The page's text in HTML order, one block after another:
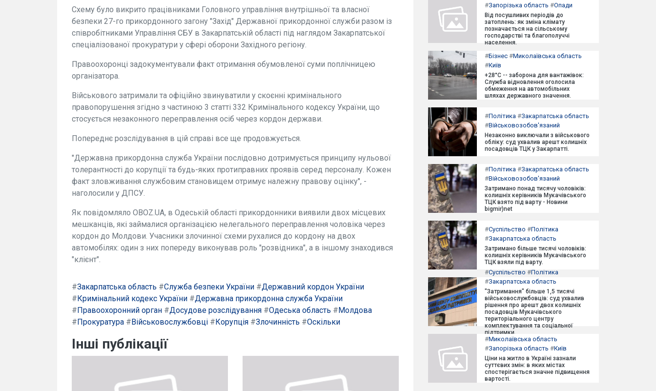
Схему було викрито працівниками Головного управління внутрішньої та власної
безпеки 27-го прикордонного загону "Захід" Державної прикордонної служби разом із
співробітниками Управління СБУ в Закарпатській області під наглядом Закарпатської
спеціалізованої прокуратури у сфері оборони Західного регіону.
Правоохоронці задокументували факт отримання обумовленої суми поплічницею
організатора.
Військового затримали та офіційно звинуватили у скоєнні кримінального
правопорушення згідно з частиною 3 статті 332 Кримінального кодексу України, що
стосується незаконного переправлення осіб через кордон держави.
Попереднє розслідування в цій справі все ще продовжується.
"Державна прикордонна служба України послідовно дотримується принципу нульової
толерантності до корупції та будь-яких протиправних проявів серед персоналу. Кожен
факт зловживання службовим становищем отримує належну правову оцінку", -
наголосили у ДПСУ.
Як повідомляло OBOZ.UA, в Одеській області прикордонники виявили двох місцевих
мешканців, які займалися організацією нелегального переправлення чоловіка через
кордон до Молдови. Учасники злочинної схеми рухалися до кордону на двох
автомобілях: один з них попереду виконував роль "розвідника", а в іншому знаходився
"клієнт".
#Закарпатська область #Служба безпеки України #Державний кордон України
#Кримінальний кодекс України #Державна прикордонна служба України
#Правоохоронний орган #Досудове розслідування #Одеська область #Молдова
#Прокуратура #Військовослужбовці #Корупція #Злочинність #Оскільки
Інші публікації
#Запорізька область #Опади
Від посушливих періодів до
затоплень: як зміна клімату
позначається на сільському
господарстві та благополуччі
населення.
#Бізнес #Миколаївська область
#Київ
+28°C -- заборона для вантажівок:
Служба відновлення оголосила
обмеження на автомобільних
шляхах державного значення.
#Політика #Закарпатська область
#Військовозобов'язаний
Незаконно виключали з військового
обліку: суд ухвалив арешт колишніх
посадовців ТЦК у Закарпатті.
#Політика #Закарпатська область
#Військовозобов'язаний
Затримано понад тисячу чоловіків:
колишніх керівників Мукачівського
ТЦК взято під варту - Новини
bigmir)net
#Суспільство #Політика
#Закарпатська область
Затримано більше тисячі чоловіків:
колишніх керівників Мукачівського
ТЦК взяли під варту.
#Суспільство #Політика
#Закарпатська область
"Затримання" більше 1,5 тисячі
військовослужбовців: суд ухвалив
рішення про арешт двох колишніх
посадовців Мукачівського
територіального центру
комплектування та соціальної
підтримки.
#Миколаївська область
#Запорізька область #Київ
Ціни на житло в Україні зазнали
суттєвих змін: в яких містах
спостерігається значне підвищення
вартості.